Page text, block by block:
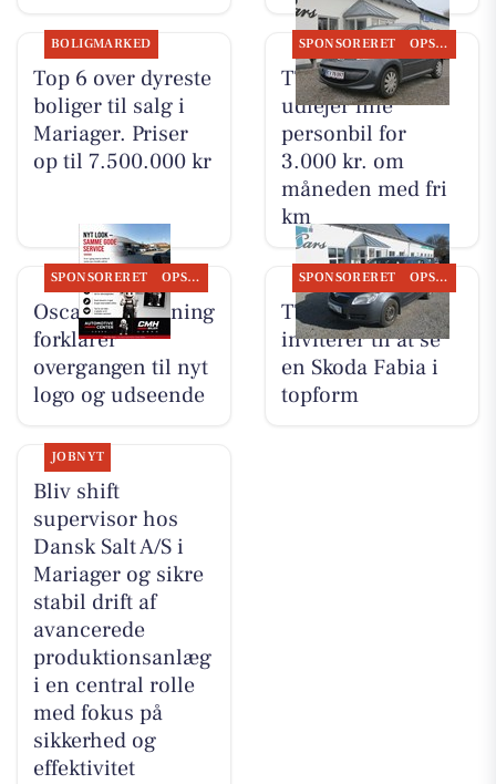
BOLIGMARKED
Top 6 over dyreste
boliger til salg i
Mariager. Priser
op til 7.500.000 kr
SPONSORERET OPSLAGSTAVLEN
TT CARS ApS
udlejer lille
personbil for
3.000 kr. om
måneden med fri
km
SPONSORERET OPSLAGSTAVLEN
Oscar Biludlejning
forklarer
overgangen til nyt
logo og udseende
SPONSORERET OPSLAGSTAVLEN
TT CARS ApS
inviterer til at se
en Skoda Fabia i
topform
JOBNYT
Bliv shift
supervisor hos
Dansk Salt A/S i
Mariager og sikre
stabil drift af
avancerede
produktionsanlæg
i en central rolle
med fokus på
sikkerhed og
effektivitet